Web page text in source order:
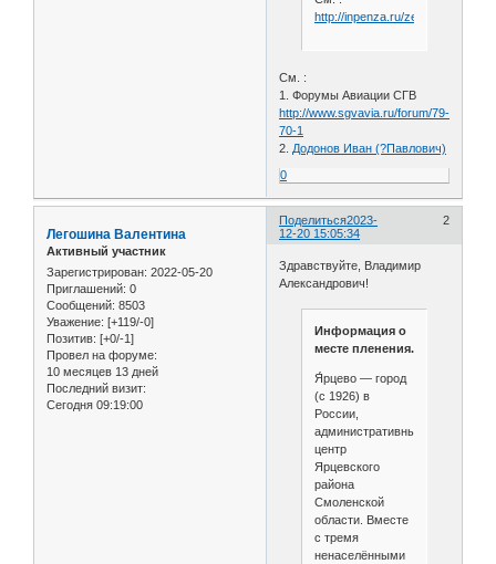
http://inpenza.ru/zemetchino/
См. :
1. Форумы Авиации СГВ
http://www.sgvavia.ru/forum/79-
70-1
2. Додонов Иван (?Павлович)
0
Поделиться 2
2023-
12-20 15:05:34
Легошина Валентина
Активный участник
Зарегистрирован: 2022-05-20
Приглашений: 0
Сообщений: 8503
Уважение: [+119/-0]
Позитив: [+0/-1]
Провел на форуме:
10 месяцев 13 дней
Последний визит:
Сегодня 09:19:00
Здравствуйте, Владимир
Александрович!
Информация о
месте пленения.
Я́рцево — город
(с 1926) в
России,
административный
центр
Ярцевского
района
Смоленской
области. Вместе
с тремя
ненаселёнными